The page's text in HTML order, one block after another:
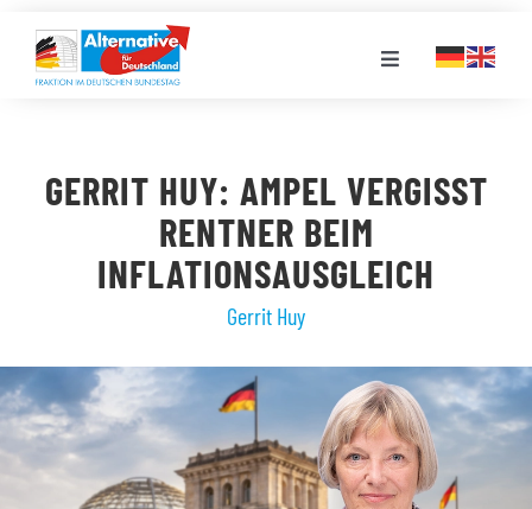
Inhalt
springen
Toggle
LANDESGRUPPEN
VERANSTALTUNGEN
PRESSE
STELLENPORTAL
GERRIT HUY: AMPEL VERGISST
RENTNER BEIM
INFLATIONSAUSGLEICH
Gerrit Huy